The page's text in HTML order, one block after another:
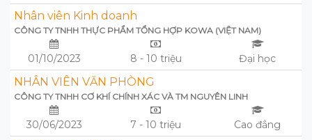
Nhân viên Kinh doanh
CÔNG TY TNHH THỰC PHẨM TỔNG HỢP KOWA (VIỆT NAM)
01/10/2023 8 - 10 triệu Đại học
NHÂN VIÊN VĂN PHÒNG
CÔNG TY TNHH CƠ KHÍ CHÍNH XÁC VÀ TM NGUYÊN LINH
30/06/2023 7 - 10 triệu Cao đẳng